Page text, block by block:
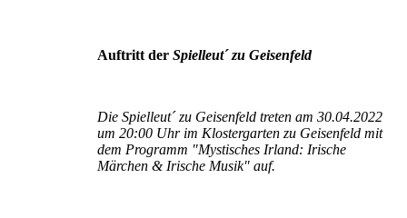
Auftritt der Spielleut´ zu Geisenfeld
Die Spielleut´ zu Geisenfeld treten am 30.04.2022
um 20:00 Uhr im Klostergarten zu Geisenfeld mit
dem Programm "Mystisches Irland: Irische
Märchen & Irische Musik" auf.